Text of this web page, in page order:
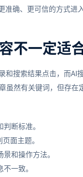
确、更可信的方式进
不一定适
和搜索结果点击，而
虽然有关键词，但存在
断标准。
面主题。
和操作方法。
一致。